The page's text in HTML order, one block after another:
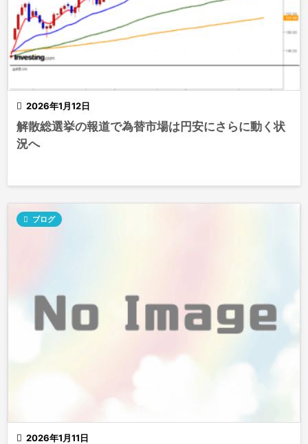
 2026年1月12日
解散総選挙の報道で為替市場は円安にさらに動く状
況へ
 2026年1月11日
 ブログ